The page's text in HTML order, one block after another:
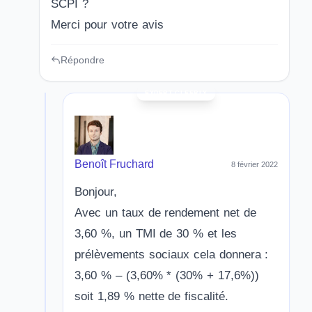
SCPI ?
Merci pour votre avis
Répondre
Benoît Fruchard 8 février 2022
Bonjour,
Avec un taux de rendement net de
3,60 %, un TMI de 30 % et les
prélèvements sociaux cela donnera :
3,60 % – (3,60% * (30% + 17,6%))
soit 1,89 % nette de fiscalité.